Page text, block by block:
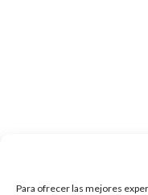
Para ofrecer las mejores